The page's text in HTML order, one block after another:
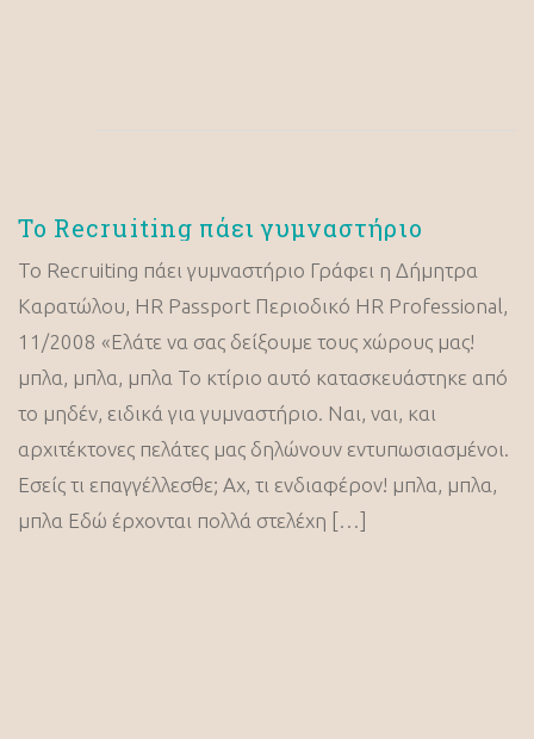
Το Recruiting πάει γυμναστήριο
Το Recruiting πάει γυμναστήριο Γράφει η Δήμητρα
Καρατώλου, HR Passport Περιοδικό HR Professional,
11/2008 «Ελάτε να σας δείξουμε τους χώρους μας!
μπλα, μπλα, μπλα Το κτίριο αυτό κατασκευάστηκε από
το μηδέν, ειδικά για γυμναστήριο. Ναι, ναι, και
αρχιτέκτονες πελάτες μας δηλώνουν εντυπωσιασμένοι.
Εσείς τι επαγγέλλεσθε; Αχ, τι ενδιαφέρον! μπλα, μπλα,
μπλα Εδώ έρχονται πολλά στελέχη […]